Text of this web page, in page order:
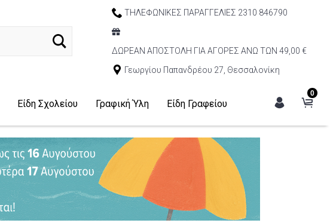
ΤΗΛΕΦΩΝΙΚΕΣ ΠΑΡΑΓΓΕΛΙΕΣ 2310 846790
ΔΩΡΕΑΝ ΑΠΟΣΤΟΛΗ ΓΙΑ ΑΓΟΡΕΣ ΑΝΩ ΤΩΝ 49,00 €
Γεωργίου Παπανδρέου 27, Θεσσαλονίκη
0
Είδη Σχολείου Γραφική Ύλη Είδη Γραφείου